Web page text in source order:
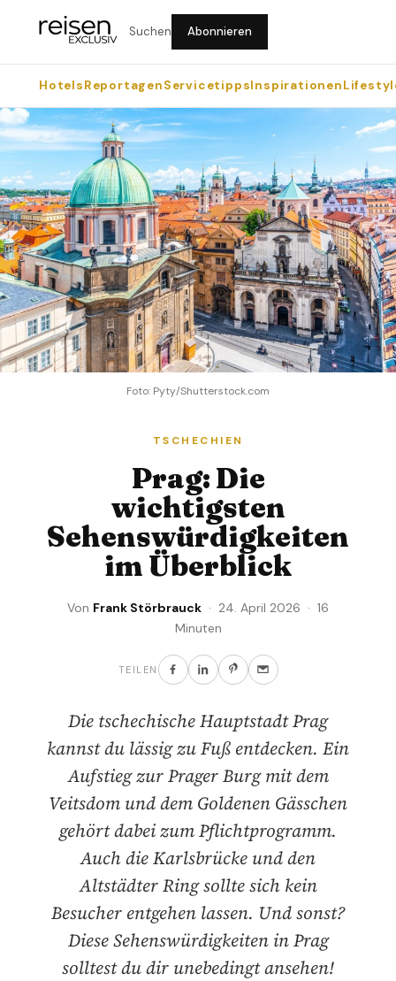
Suchen Abonnieren
HotelsReportagenServicetippsInspirationen
Foto: Pyty/Shutterstock.com
TSCHECHIEN
Prag: Die
wichtigsten
Sehenswürdigkeiten
im Überblick
Von Frank Störbrauck · 24. April 2026 · 16
Minuten
TEILEN
Die tschechische Hauptstadt Prag
kannst du lässig zu Fuß entdecken. Ein
Aufstieg zur Prager Burg mit dem
Veitsdom und dem Goldenen Gässchen
gehört dabei zum Pflichtprogramm.
Auch die Karlsbrücke und den
Altstädter Ring sollte sich kein
Besucher entgehen lassen. Und sonst?
Diese Sehenswürdigkeiten in Prag
solltest du dir unebedingt ansehen!